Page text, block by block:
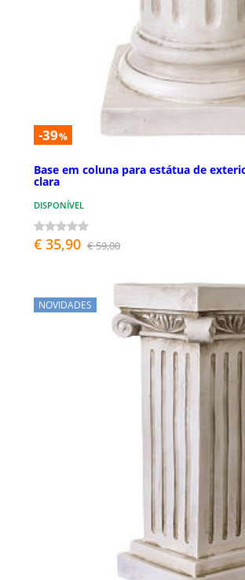
-39%
Base em coluna para estátua de
clara
DISPONÍVEL
€ 35,90 € 59,00
NOVIDADES